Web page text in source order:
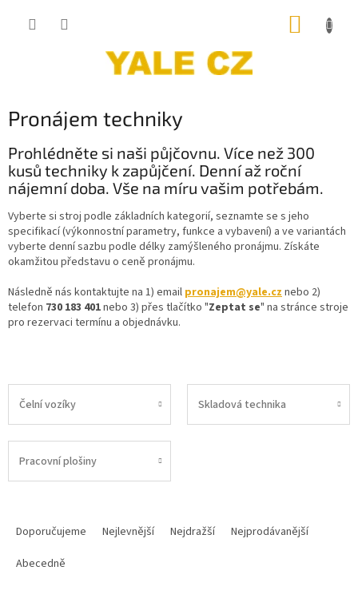
Pronájem techniky
Prohlédněte si naši půjčovnu. Více než 300
kusů techniky k zapůjčení. Denní až roční
nájemní doba. Vše na míru vašim potřebám.
Vyberte si stroj podle základních kategorií, seznamte se s jeho
specifikací (výkonnostní parametry, funkce a vybavení) a ve variantách
vyberte denní sazbu podle délky zamýšleného pronájmu. Získáte
okamžitou představu o ceně pronájmu.
Následně nás kontaktujte na 1) email pronajem@yale.cznebo 2)
telefon 730 183 401nebo 3) přes tlačítko "Zeptat se" na stránce stroje
pro rezervaci termínu a objednávku.
Čelní vozíky Skladová technika
Pracovní plošiny
Doporučujeme Nejlevnější Nejdražší
Nejprodávanější
Abecedně